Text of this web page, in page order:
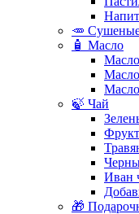
🥕
🧴 Масло
🍃 Чай
Иван
🎁